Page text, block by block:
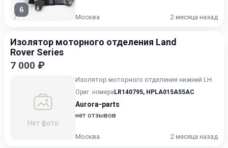
6
Москва 2 месяца назад
Изолятор моторного отделения Land
Rover Series
7 000 ₽
Нет фото
Изолятор моторного отделения нижний LH.
Ориг. номера LR140795, HPLA015A55AC
Aurora-parts
нет отзывов
Москва 2 месяца назад